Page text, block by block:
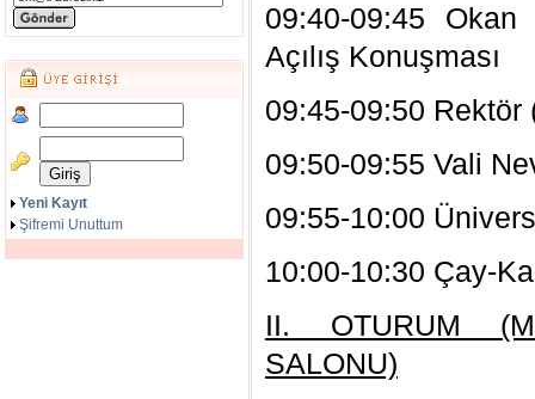
Yeni Kayıt
Şifremi Unuttum
09:40-09:45
Açılış Konuşması
09:45-09:50 Rektör
09:50-09:55 Vali
09:55-10:00
10:00-10:30 Çay-
II. OTURUM
SALONU)